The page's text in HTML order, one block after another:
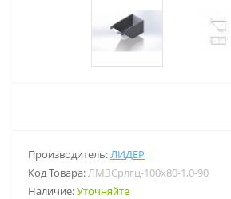
Производитель:ЛИДЕР
Код Товара:ЛМЗСрлгц-100х80-1,0-90
Наличие:Уточняйте